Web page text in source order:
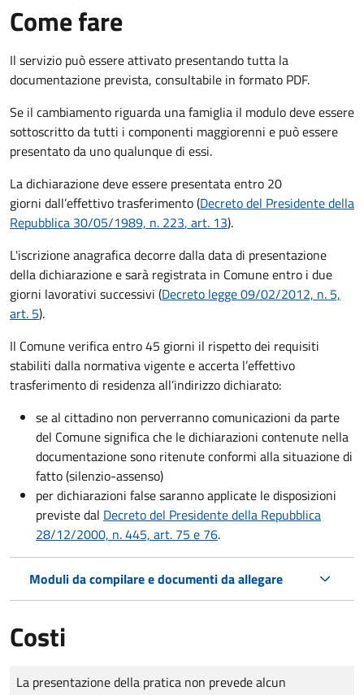
Come fare
Il servizio può essere attivato presentando tutta la
documentazione prevista, consultabile in formato PDF.
Se il cambiamento riguarda una famiglia il modulo deve essere
sottoscritto da tutti i componenti maggiorenni e può essere
presentato da uno qualunque di essi.
La dichiarazione deve essere presentata entro 20
giorni dall’effettivo trasferimento (Decreto del Presidente della
Repubblica 30/05/1989, n. 223, art. 13).
L'iscrizione anagrafica decorre dalla data di presentazione
della dichiarazione e sarà registrata in Comune entro i due
giorni lavorativi successivi (Decreto legge 09/02/2012, n. 5,
art. 5).
Il Comune verifica entro45 giorni il rispetto dei requisiti
stabiliti dalla normativa vigente e accerta l’effettivo
trasferimento di residenza all’indirizzo dichiarato:
se al cittadino non perverranno comunicazioni da parte
del Comune significa che le dichiarazioni contenute nella
documentazione sono ritenute conformi alla situazione di
fatto (silenzio-assenso)
per dichiarazioni false saranno applicate le disposizioni
previste dal Decreto del Presidente della Repubblica
28/12/2000, n. 445, art. 75 e 76.
Moduli da compilare e documenti da allegare
Costi
Tipo di pagamento
Importo
La presentazione della pratica non prevede alcun